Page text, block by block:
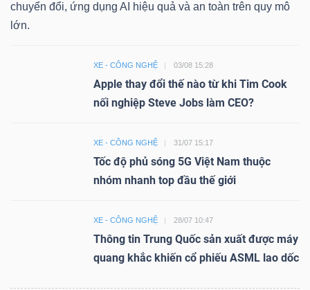
chuyển đổi, ứng dụng AI hiệu quả và an toàn trên quy mô
lớn.
XE - CÔNG NGHỆ 03/08 15:28
Apple thay đổi thế nào từ khi Tim Cook
nối nghiệp Steve Jobs làm CEO?
XE - CÔNG NGHỆ 31/07 15:17
Tốc độ phủ sóng 5G Việt Nam thuộc
nhóm nhanh top đầu thế giới
XE - CÔNG NGHỆ 28/07 10:47
Thông tin Trung Quốc sản xuất được máy
quang khắc khiến cổ phiếu ASML lao dốc